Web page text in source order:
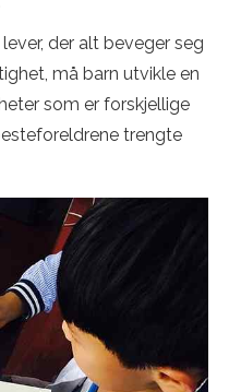
der alt beveger seg
må barn utvikle en
som er forskjellige
trengte